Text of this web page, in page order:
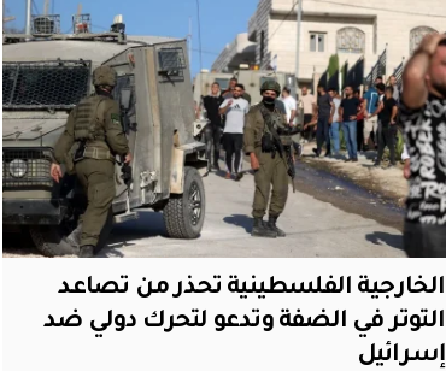
الخارجية الفلسطينية تحذر من تصاعد
التوتر في الضفة وتدعو لتحرك دولي ضد
إسرائيل